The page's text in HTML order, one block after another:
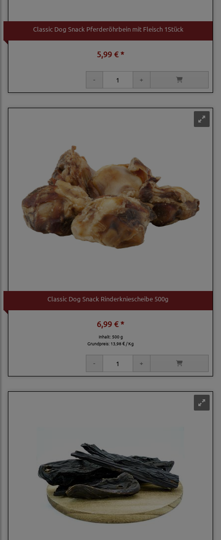
Classic Dog Snack Pferderöhrbein mit Fleisch 1Stück
5,99 € *
Classic Dog Snack Rinderkniescheibe 500g
6,99 € *
Inhalt: 500 g
Grundpreis: 13,98 € / Kg